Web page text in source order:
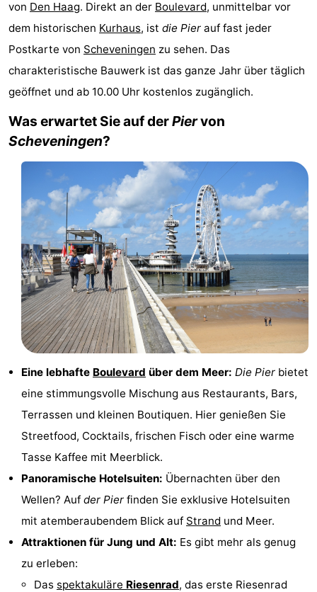
Kijkduin
Hotels
(mit
Frühstück)
Lastminutes
Strand
tun
Museen
Denkmäler
Aussichtspunkte
Attraktionen
Rundfahrten
-
Unterhaltung
Spielplätze
Indoor-
Spielplätze
Dörfer
Städte
Natur
Führungen
Sport
von Den Haag. Direkt an der Boulevard, unmittelbar vor
dem historischen Kurhaus, ist die Pier auf fast jeder
Postkarte von Scheveningen zu sehen. Das
charakteristische Bauwerk ist das ganze Jahr über täglich
geöffnet und ab 10.00 Uhr kostenlos zugänglich.
Was erwartet Sie auf derPiervon
Scheveningen?
Eine lebhafte Boulevard über dem Meer: Die Pier bietet
eine stimmungsvolle Mischung aus Restaurants, Bars,
Terrassen und kleinen Boutiquen. Hier genießen Sie
Streetfood, Cocktails, frischen Fisch oder eine warme
Tasse Kaffee mit Meerblick.
Panoramische Hotelsuiten: Übernachten über den
Wellen? Auf der Pier finden Sie exklusive Hotelsuiten
mit atemberaubendem Blick auf Strand und Meer.
Attraktionen für Jung und Alt: Es gibt mehr als genug
zu erleben:
Das spektakuläre Riesenrad, das erste Riesenrad